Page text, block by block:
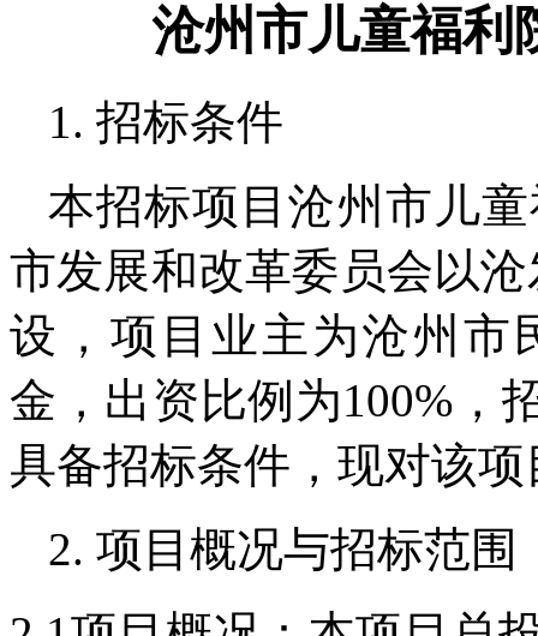
沧州市儿童福利
1. 招标条件
本招标项目沧州市儿
市发展和改革委员会以
设，项目业主为沧州市
金，出资比例为100%，
具备招标条件，现对该
2. 项目概况与招标范围